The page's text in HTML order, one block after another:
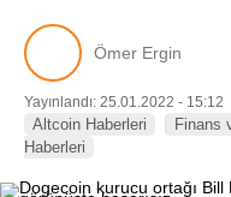
Ömer Ergin
Yayınlandı: 25.01.2022 - 15:12
Altcoin Haberleri Finans
Haberleri